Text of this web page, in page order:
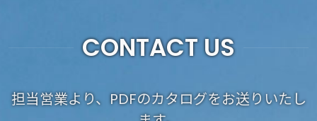
CONTACT US
担当営業より、PDFのカタログをお送りいたし